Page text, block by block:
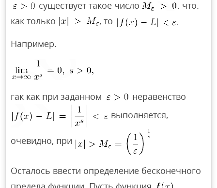
существует такое число
. что.
как только
, то
Например.
гак как при заданном
неравенство
выполняется,
очевидно, при
Осталось ввести определение бесконечного